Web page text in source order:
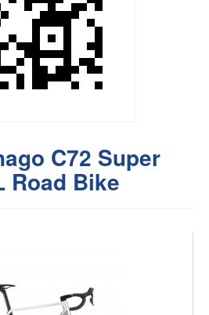
C72 Super
Road Bike